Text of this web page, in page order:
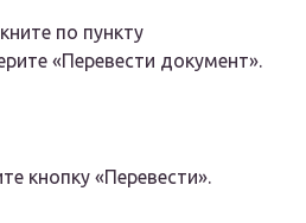
по пункту
«Перевести документ».
кнопку «Перевести».